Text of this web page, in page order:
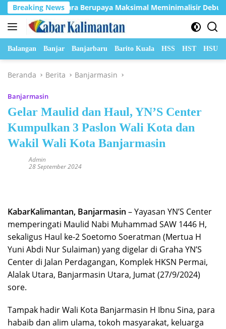
Langsung
ke
konten
Breaking News
Indobara Berupaya Maksimal Meminimalisir Debu dan
Balangan Banjar Banjarbaru Barito Kuala HSS HST HSU
Beranda Berita Banjarmasin
Banjarmasin
Gelar Maulid dan Haul, YN’S Center
Kumpulkan 3 Paslon Wali Kota dan
Wakil Wali Kota Banjarmasin
Admin
28 September 2024
KabarKalimantan, Banjarmasin – Yayasan YN’S Center
memperingati Maulid Nabi Muhammad SAW 1446 H,
sekaligus Haul ke-2 Soetomo Soeratman (Mertua H
Yuni Abdi Nur Sulaiman) yang digelar di Graha YN’S
Center di Jalan Perdagangan, Komplek HKSN Permai,
Alalak Utara, Banjarmasin Utara, Jumat (27/9/2024)
sore.
Tampak hadir Wali Kota Banjarmasin H Ibnu Sina, para
habaib dan alim ulama, tokoh masyarakat, keluarga